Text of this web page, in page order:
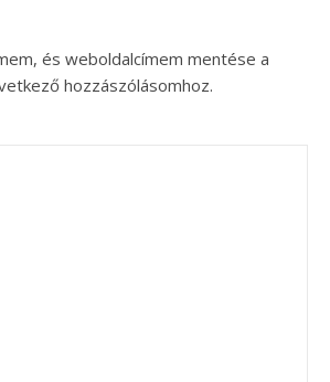
és weboldalcímem mentése a
hozzászólásomhoz.